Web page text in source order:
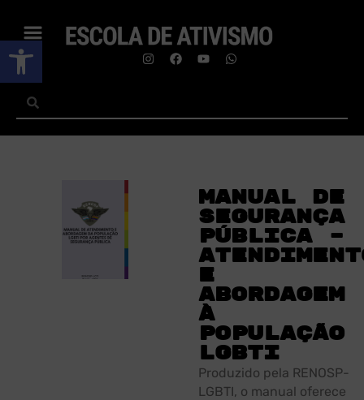
Abrir a barra de ferramentas
Manual de
segurança
pública –
e
abordagem
à
população
LGBTI
Produzido pela RENOSP-
LGBTI, o manual oferece